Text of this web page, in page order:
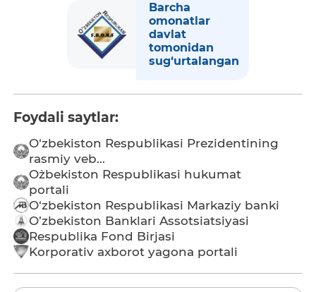
Barcha
omonatlar
davlat
tomonidan
sug‘urtalangan
Foydali saytlar:
O‘zbekiston Respublikasi Prezidentining
rasmiy veb...
O`zbekiston Respublikasi hukumat
portali
O‘zbekiston Respublikasi Markaziy banki
O’zbekiston Banklari Assotsiatsiyasi
Respublika Fond Birjasi
Korporativ axborot yagona portali